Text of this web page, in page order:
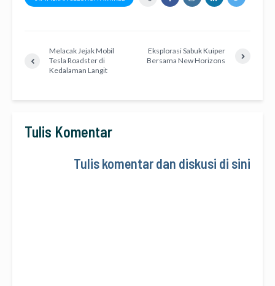
Melacak Jejak Mobil
Tesla Roadster di
Kedalaman Langit
Eksplorasi Sabuk Kuiper
Bersama New Horizons
Tulis Komentar
Tulis komentar dan diskusi di sini